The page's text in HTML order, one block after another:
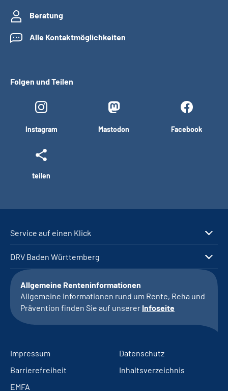
Beratung
Alle Kontaktmöglichkeiten
Folgen und Teilen
Instagram Mastodon Facebook
teilen
Service auf einen Klick
DRV Baden Württemberg
Allgemeine Renteninformationen
Allgemeine Informationen rund um Rente, Reha und
Prävention finden Sie auf unserer Infoseite
Impressum
Datenschutz
Barrierefreiheit
Inhaltsverzeichnis
EMFA